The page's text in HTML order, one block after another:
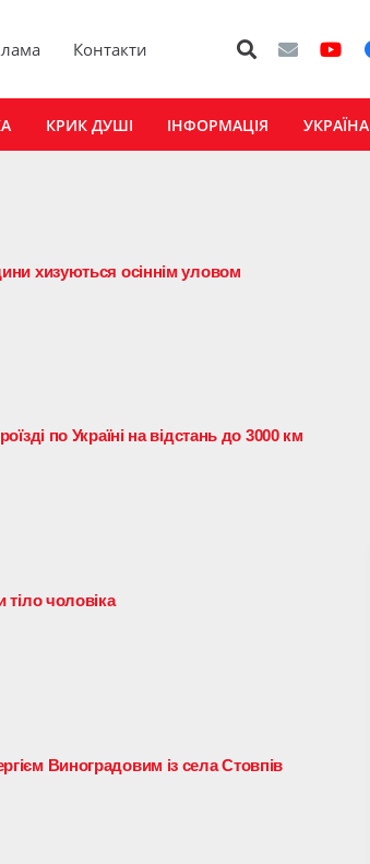
Контакти
КРИК ДУШІ ІНФОРМАЦІЯ УКРАЇНА
хизуються осіннім уловом
по Україні на відстань до 3000 км
чоловіка
Виноградовим із села Стовпів